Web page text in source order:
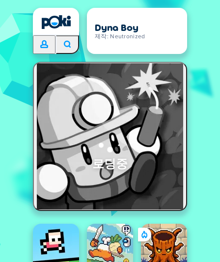
Dyna Boy
제작: Neutronized
로딩중